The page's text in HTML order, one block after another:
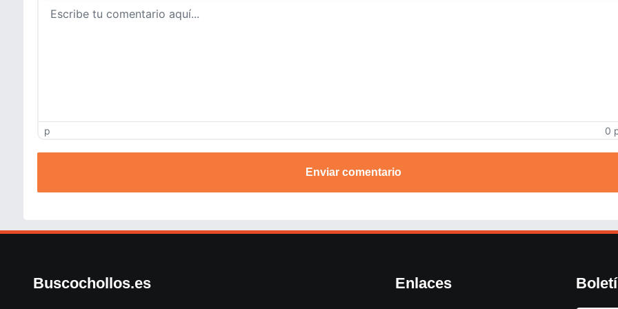
p 0
Enviar comentario
Buscochollos.es Enlaces